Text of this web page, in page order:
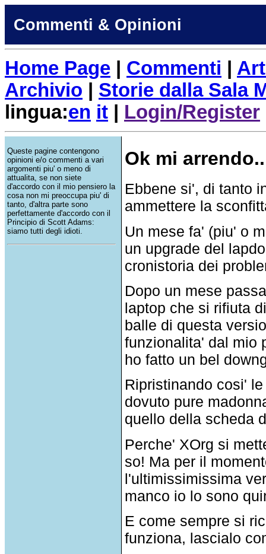
Commenti & Opinioni
Home Page Commenti
Archivio
Storie dalla Sala
lingua:en it Login/Register
Queste pagine contengono
opinioni e/o commenti a vari
argomenti piu' o meno di
attualita, se non siete
d'accordo con il mio pensiero la
cosa non mi preoccupa piu' di
tanto, d'altra parte sono
perfettamente d'accordo con il
Principio di Scott Adams:
siamo tutti degli idioti.
Ok mi
Ebbene si', di tanto
ammettere la
Un mese fa' (piu' o
un upgrade del
cronistoria dei
Dopo un mese
laptop che si rifiuta
balle di questa
funzionalita' dal mio
ho fatto un bel
Ripristinando cosi'
dovuto pure
quello della scheda
Perche' XOrg si
so! Ma per il
l'ultimissimissima
manco io lo sono
E come sempre si
funziona, lascialo